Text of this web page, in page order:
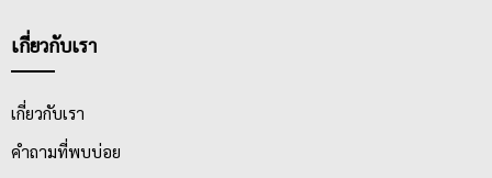
เกี่ยวกับเรา
เกี่ยวกับเรา
คำถามที่พบบ่อย